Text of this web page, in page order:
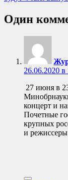
Один
26.06.2020 в
27 июня в
концерт и
Почетные
крупных
и